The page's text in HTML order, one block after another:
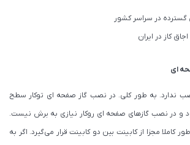
در سراسر کشور
کاز در ایران
ای
ندارد. به طور کلی. در نصب گاز صفحه ای توکار سطح
و در نصب گازهای صفحه ای روکار نیازی به برش نیست.
کاملا مجزا از کابینت بین دو کابینت قرار می‌گیرد. اگر به